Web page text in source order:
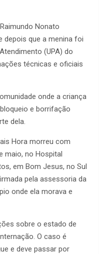
Nonato
depois que a menina foi
(UPA) do
técnicas e oficiais
onde a criança
e borrifação
dela.
Hora morreu com
maio, no Hospital
em Bom Jesus, no Sul
pela assessoria da
onde ela morava e
sobre o estado de
O caso é
e deve passar por